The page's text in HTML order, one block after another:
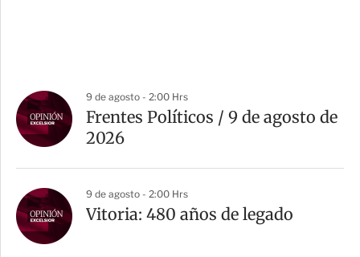
9 de agosto - 2:00 Hrs
Frentes Políticos / 9 de agosto de
2026
9 de agosto - 2:00 Hrs
Vitoria: 480 años de legado